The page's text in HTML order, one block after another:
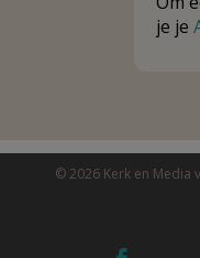
je je
© 2026 Kerk en Media